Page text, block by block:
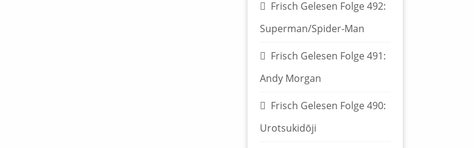
Frisch Gelesen Folge 492:
Superman/Spider-Man
Frisch Gelesen Folge 491:
Andy Morgan
Frisch Gelesen Folge 490:
Urotsukidōji